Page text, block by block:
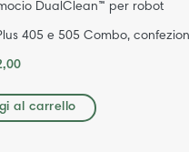
DualClean™ per robot
405 e 505 Combo,
al carrello